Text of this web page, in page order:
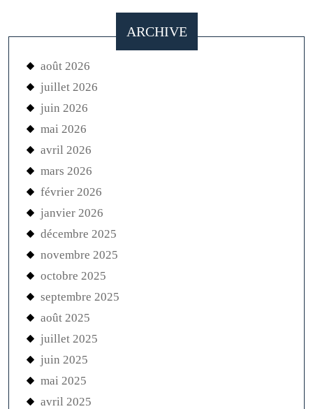
ARCHIVE
août 2026
juillet 2026
juin 2026
mai 2026
avril 2026
mars 2026
février 2026
janvier 2026
décembre 2025
novembre 2025
octobre 2025
septembre 2025
août 2025
juillet 2025
juin 2025
mai 2025
avril 2025